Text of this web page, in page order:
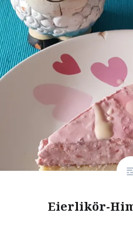
Eierlikör-